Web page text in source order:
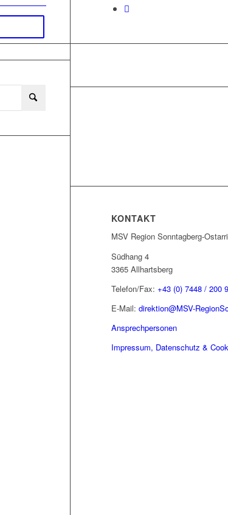
KONTAKT
MSV Region Sonntagberg-
Südhang 4
3365 Allhartsberg
Telefon/Fax: +43 (0) 7448 / 200
E-Mail: direktion@MSV-
Ansprechpersonen
Impressum, Datenschutz &